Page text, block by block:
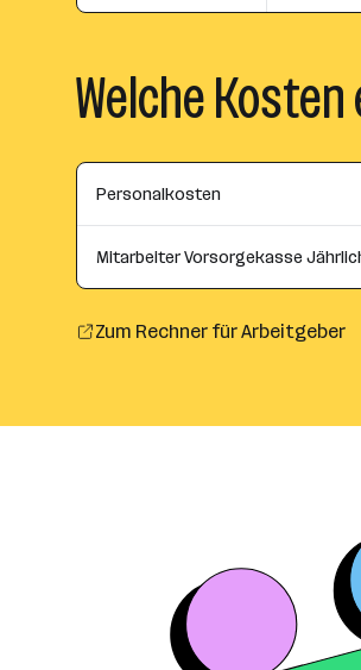
Welche
Personalkosten
Mitarbeiter Vorsorgekasse
Zum Rechner für Arbeitgeber